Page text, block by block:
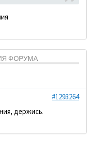
ФОРУМА
#1293264
держись.